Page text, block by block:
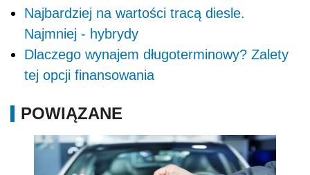
Najbardziej na wartości tracą diesle.
Najmniej - hybrydy
Dlaczego wynajem długoterminowy? Zalety
tej opcji finansowania
POWIĄZANE